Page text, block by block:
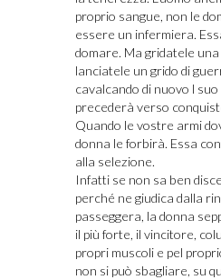
proprio sangue, non le
essere un infermiera.
domare. Ma gridatele
lanciatele un grido di
cavalcando di nuovo l
precederà verso
Quando le vostre armi
donna le forbirà. Essa
alla selezione.
Infatti se non sa ben
perché ne giudica dalla
passeggera, la donna
il più forte, il vincitore,
propri muscoli e pel
non si può sbagliare, su